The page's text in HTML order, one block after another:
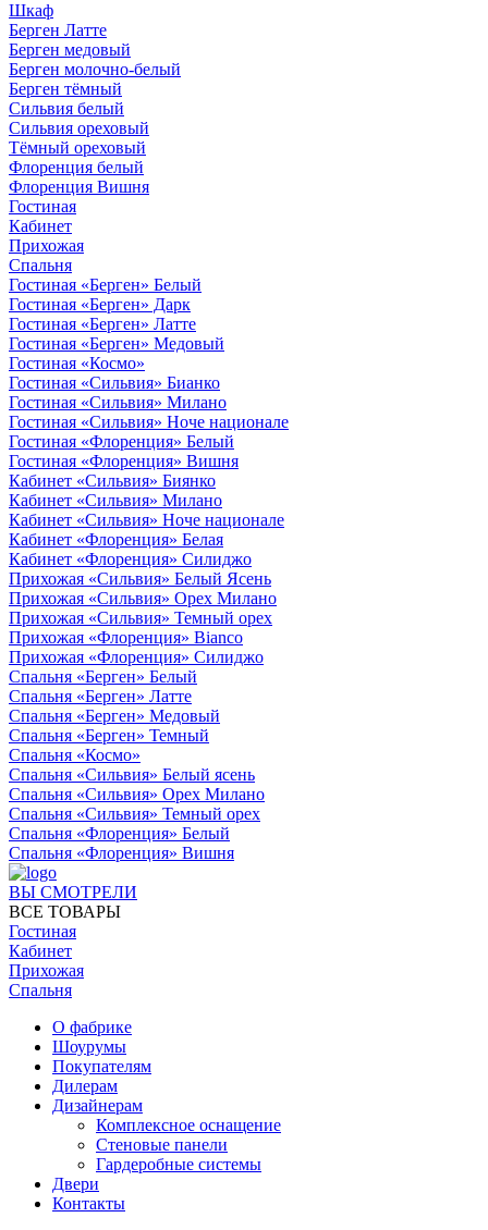
Шкаф
Берген Латте
Берген медовый
Берген молочно-белый
Берген тёмный
Сильвия белый
Сильвия ореховый
Тёмный ореховый
Флоренция белый
Флоренция Вишня
Гостиная
Кабинет
Прихожая
Спальня
Гостиная «Берген» Белый
Гостиная «Берген» Дарк
Гостиная «Берген» Латте
Гостиная «Берген» Медовый
Гостиная «Космо»
Гостиная «Сильвия» Бианко
Гостиная «Сильвия» Милано
Гостиная «Сильвия» Ноче национале
Гостиная «Флоренция» Белый
Гостиная «Флоренция» Вишня
Кабинет «Сильвия» Биянко
Кабинет «Сильвия» Милано
Кабинет «Сильвия» Ноче национале
Кабинет «Флоренция» Белая
Кабинет «Флоренция» Силиджо
Прихожая «Сильвия» Белый Ясень
Прихожая «Сильвия» Орех Милано
Прихожая «Сильвия» Темный орех
Прихожая «Флоренция» Bianco
Прихожая «Флоренция» Силиджо
Спальня «Берген» Белый
Спальня «Берген» Латте
Спальня «Берген» Медовый
Спальня «Берген» Темный
Спальня «Космо»
Спальня «Сильвия» Белый ясень
Спальня «Сильвия» Орех Милано
Спальня «Сильвия» Темный орех
Спальня «Флоренция» Белый
Спальня «Флоренция» Вишня
ВЫ СМОТРЕЛИ
ВСЕ ТОВАРЫ
Гостиная
Кабинет
Прихожая
Спальня
О фабрике
Шоурумы
Покупателям
Дилерам
Дизайнерам
Комплексное оснащение
Стеновые панели
Гардеробные системы
Двери
Контакты